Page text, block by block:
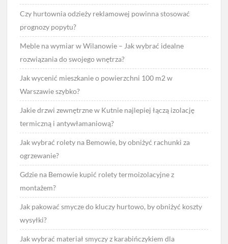
Czy hurtownia odzieży reklamowej powinna stosować
prognozy popytu?
Meble na wymiar w Wilanowie – Jak wybrać idealne
rozwiązania do swojego wnętrza?
Jak wycenić mieszkanie o powierzchni 100 m2 w
Warszawie szybko?
Jakie drzwi zewnętrzne w Kutnie najlepiej łączą izolację
termiczną i antywłamaniową?
Jak wybrać rolety na Bemowie, by obniżyć rachunki za
ogrzewanie?
Gdzie na Bemowie kupić rolety termoizolacyjne z
montażem?
Jak pakować smycze do kluczy hurtowo, by obniżyć koszty
wysyłki?
Jak wybrać materiał smyczy z karabińczykiem dla